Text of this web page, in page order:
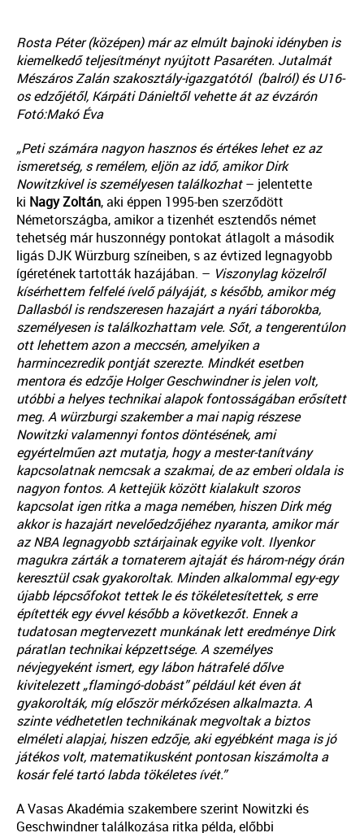
Rosta Péter (középen) már az elmúlt bajnoki idényben is
kiemelkedő teljesítményt nyújtott Pasaréten. Jutalmát
Mészáros Zalán szakosztály-igazgatótól (balról) és U16-
os edzőjétől, Kárpáti Dánieltől vehette át az évzárón
Fotó:Makó Éva
„Peti számára nagyon hasznos és értékes lehet ez az
ismeretség, s remélem, eljön az idő, amikor Dirk
Nowitzkivel is személyesen találkozhat– jelentette
ki Nagy Zoltán, aki éppen 1995-ben szerződött
Németországba, amikor a tizenhét esztendős német
tehetség már huszonnégy pontokat átlagolt a második
ligás DJK Würzburg színeiben, s az évtized legnagyobb
ígéretének tartották hazájában. – Viszonylag közelről
kísérhettem felfelé ívelő pályáját, s később, amikor még
Dallasból is rendszeresen hazajárt a nyári táborokba,
személyesen is találkozhattam vele. Sőt, a tengerentúlon
ott lehettem azon a meccsén, amelyiken a
harmincezredik pontját szerezte. Mindkét esetben
mentora és edzője Holger Geschwindner is jelen volt,
utóbbi a helyes technikai alapok fontosságában erősített
meg. A würzburgi szakember a mai napig részese
Nowitzki valamennyi fontos döntésének, ami
egyértelműen azt mutatja, hogy a mester-tanítvány
kapcsolatnak nemcsak a szakmai, de az emberi oldala is
nagyon fontos. A kettejük között kialakult szoros
kapcsolat igen ritka a maga nemében, hiszen Dirk még
akkor is hazajárt nevelőedzőjéhez nyaranta, amikor már
az NBA legnagyobb sztárjainak egyike volt. Ilyenkor
magukra zárták a tornaterem ajtaját és három-négy órán
keresztül csak gyakoroltak. Minden alkalommal egy-egy
újabb lépcsőfokot tettek le és tökéletesítettek, s erre
építették egy évvel később a következőt. Ennek a
tudatosan megtervezett munkának lett eredménye Dirk
páratlan technikai képzettsége. A személyes
névjegyeként ismert, egy lábon hátrafelé dőlve
kivitelezett „flamingó-dobást” például két éven át
gyakorolták, míg először mérkőzésen alkalmazta. A
szinte védhetetlen technikának megvoltak a biztos
elméleti alapjai, hiszen edzője, aki egyébként maga is jó
játékos volt, matematikusként pontosan kiszámolta a
kosár felé tartó labda tökéletes ívét.”
A Vasas Akadémia szakembere szerint Nowitzki és
Geschwindner találkozása ritka példa, előbbi